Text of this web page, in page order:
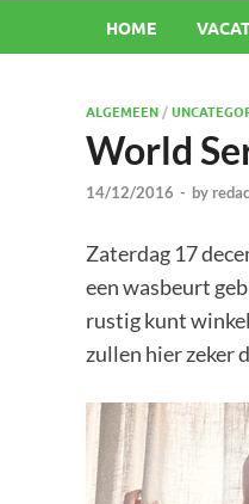
HOME
ALGEMEEN /
World
14/12/2016 - by
Zaterdag 17
een wasbeurt
rustig kunt
zullen hier zeker